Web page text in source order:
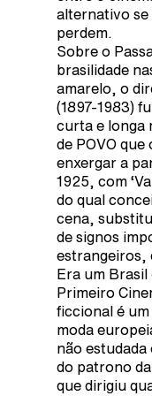
alternativo se
perdem.
Sobre o
brasilidade
amarelo, o
(1897-1983)
curta e longa
de POVO
enxergar a
1925, com
do qual
cena,
de signos
estrangeiros,
Era um
Primeiro
ficcional é
moda
não estudada
do patrono
que dirigiu